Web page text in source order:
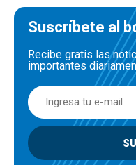
Suscríbete al
Recibe gratis las
importantes